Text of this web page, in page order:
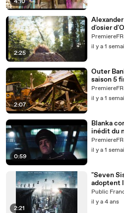
2:25
d'osier
annonce
PremiereFR
il y a 1
2:07
Outer
saison 5
PremiereFR
il y a 1
0:59
Blanka
inédit du
(VO)
PremiereFR
il y a 1
2:21
"Seven
adoptent
unique
Rapace !
Public
il y a 4 ans